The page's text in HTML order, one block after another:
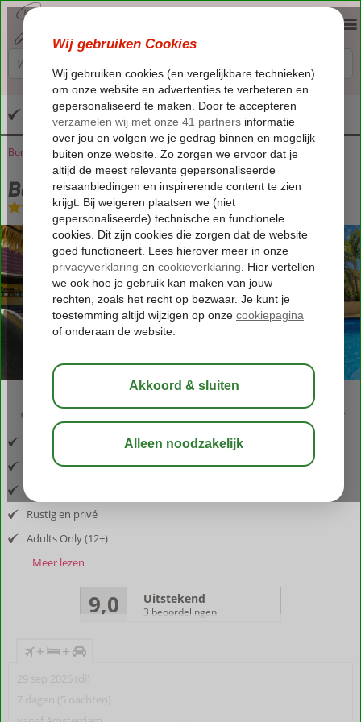
Altijd inclusief huurauto
Home
Bonaire Kralendijk Bamboo Bonaire Boutique Resort
Bamboo Bonaire Boutique Resort
Logies-Boutique hotel
09:50 bewaar
Inclusief vlucht en huurauto
Prettige uitvalsbasis voor stad, strand en zee
Rustig en privé
Adults Only (12+)
Meer lezen
9,0 Uitstekend
3 beoordelingen
+ +
29 sep 2026 (di)
7 dagen (5 nachten)